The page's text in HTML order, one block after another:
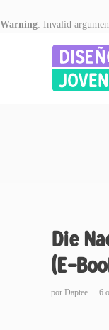
Warning: Invalid
Die
(E-
por Daptee 6